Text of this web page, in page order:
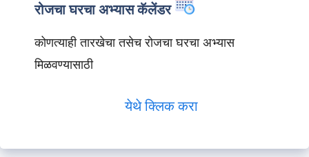
रोजचा घरचा अभ्यास कॅलेंडर
कोणत्याही तारखेचा तसेच रोजचा घरचा अभ्यास
मिळवण्यासाठी
येथे क्लिक करा